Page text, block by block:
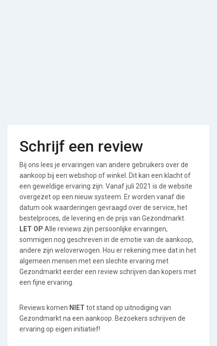
Schrijf een review
Bij ons lees je ervaringen van andere gebruikers over de
aankoop bij een webshop of winkel. Dit kan een klacht of
een geweldige ervaring zijn. Vanaf juli 2021 is de website
overgezet op een nieuw systeem. Er worden vanaf die
datum ook waarderingen gevraagd over de service, het
bestelproces, de levering en de prijs van Gezondmarkt.
LET OP Alle reviews zijn persoonlijke ervaringen,
sommigen nog geschreven in de emotie van de aankoop,
andere zijn weloverwogen. Hou er rekening mee dat in het
algemeen mensen met een slechte ervaring met
Gezondmarkt eerder een review schrijven dan kopers met
een fijne ervaring.
Reviews komen NIET tot stand op uitnodiging van
Gezondmarkt na een aankoop. Bezoekers schrijven de
ervaring op eigen initiatief!